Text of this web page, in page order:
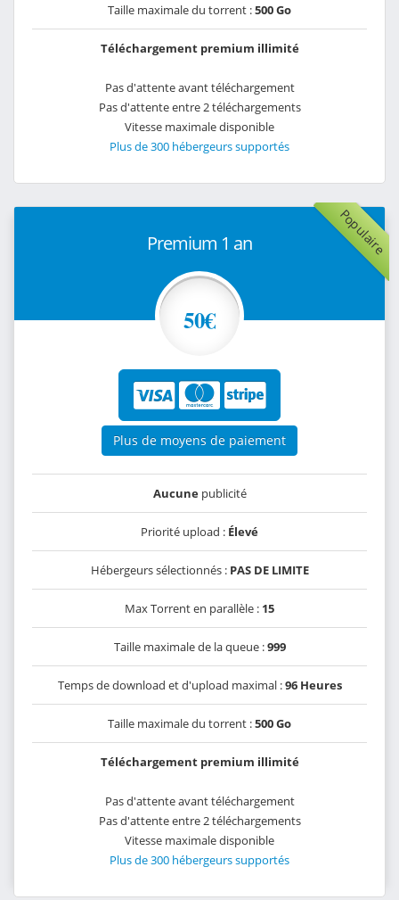
Taille maximale du torrent :500 Go
Téléchargement premium illimité
Pas d'attente avant téléchargement
Pas d'attente entre 2 téléchargements
Vitesse maximale disponible
Plus de 300 hébergeurs supportés
Populaire
Premium 1 an
50€
Plus de moyens de paiement
Aucunepublicité
Priorité upload : Élevé
Hébergeurs sélectionnés : PAS DE LIMITE
Max Torrent en parallèle : 15
Taille maximale de la queue :999
Temps de download et d'upload maximal :96 Heures
Taille maximale du torrent :500 Go
Téléchargement premium illimité
Pas d'attente avant téléchargement
Pas d'attente entre 2 téléchargements
Vitesse maximale disponible
Plus de 300 hébergeurs supportés